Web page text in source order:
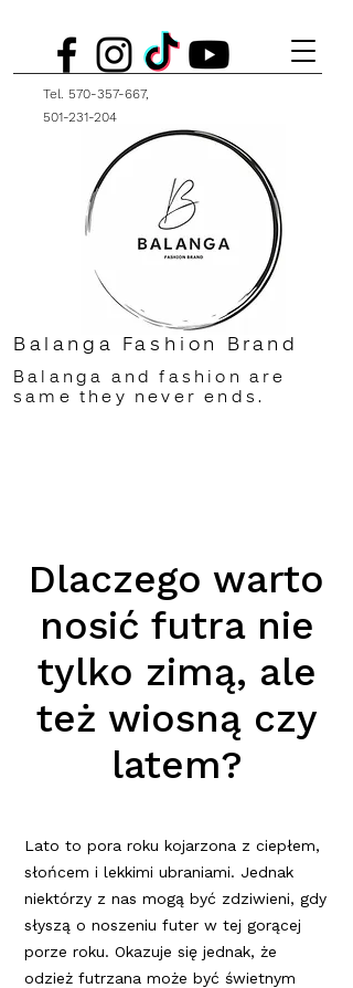
Tel. 570-357-667,
501-231-204
Balanga Fashion Brand
Balanga and fashion are
same they never ends.
Dlaczego warto
nosić futra nie
tylko zimą, ale
też wiosną czy
latem?
Lato to pora roku kojarzona z ciepłem,
słońcem i lekkimi ubraniami. Jednak
niektórzy z nas mogą być zdziwieni, gdy
słyszą o noszeniu futer w tej gorącej
porze roku. Okazuje się jednak, że
odzież futrzana może być świetnym